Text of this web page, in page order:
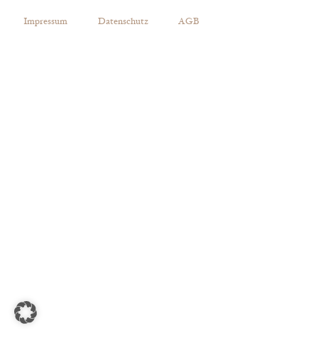
Impressum Datenschutz AGB